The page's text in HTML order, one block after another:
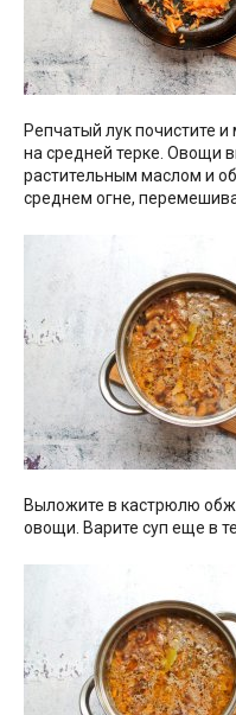
Репчатый лук почистите
на средней терке. Овощи
растительным маслом и
среднем огне,
Выложите в кастрюлю
овощи. Варите суп еще в